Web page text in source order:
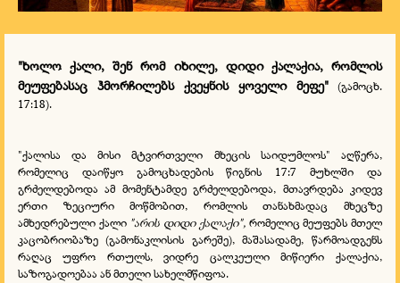
"ხოლო ქალი, შენ რომ იხილე, დიდი ქალაქია, რომლის
მეუფებასაც ჰმორჩილებს ქვეყნის ყოველი მეფე"(გამოცხ.
17:18).
"ქალისა და მისი მტვირთველი მხეცის საიდუმლოს" აღწერა,
რომელიც დაიწყო გამოცხადების წიგნის 17:7 მუხლში და
გრძელდებოდა ამ მომენტამდე გრძელდებოდა, მთავრდება კიდევ
ერთი ზეციური მოწმობით, რომლის თანახმადაც მხეცზე
ამხედრებული ქალი "არის დიდი ქალაქი", რომელიც მეუფებს მთელ
კაცობრიობაზე (გამონაკლისის გარეშე), მაშასადამე, წარმოადგენს
რაღაც უფრო რთულს, ვიდრე ცალკეული მიწიერი ქალაქია,
საზოგადოებაა ან მთელი სახელმწიფოა.